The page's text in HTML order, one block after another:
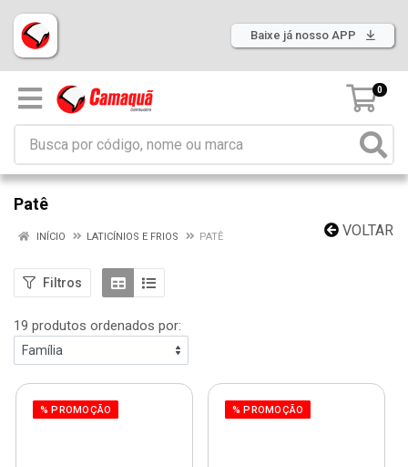
Baixe já nosso APP
0
Patê
VOLTAR
INÍCIO LATICÍNIOS E FRIOS PATÊ
Filtros
19 produtos ordenados por:
% PROMOÇÃO % PROMOÇÃO